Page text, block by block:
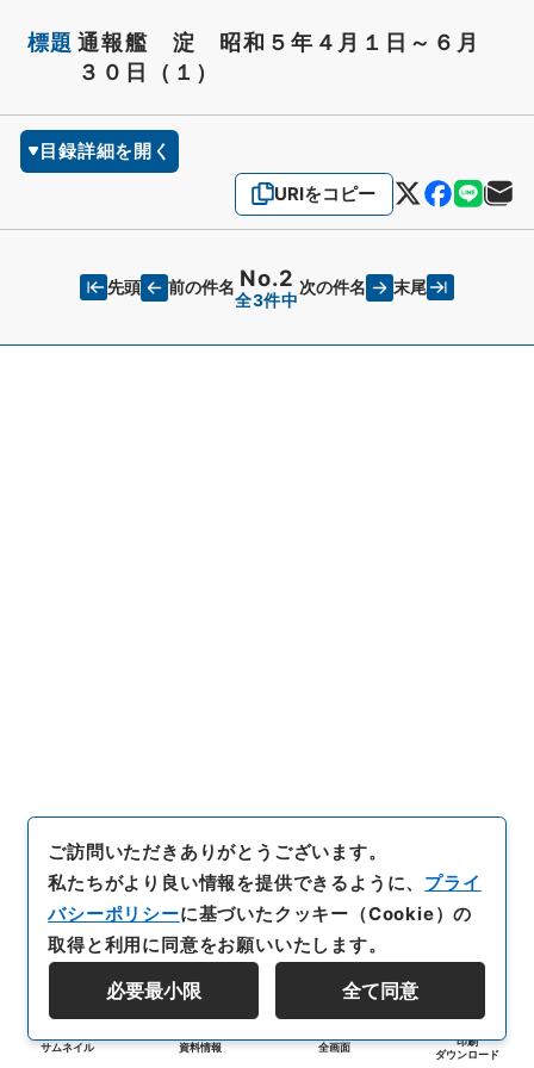
標題 通報艦 淀 昭和５年４月１日～６月
３０日（１）
目録詳細を開く
URIをコピー
先頭 前の件名 No.2
全3件中
次の件名 末尾
サムネイル 資料情報 全画面
印刷
ダウンロード
ご訪問いただきありがとうございます。
私たちがより良い情報を提供できるように、 プライ
バシーポリシーに基づいたクッキー（Cookie）の
取得と利用に同意をお願いいたします。
必要最小限 全て同意